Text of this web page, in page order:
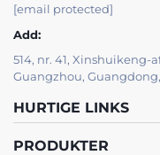
[email protected]
Add:
514, nr. 41,
Guangzhou,
HURTIGE LINKS
PRODUKTER